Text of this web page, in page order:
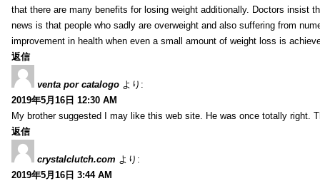
that there are many benefits for losing weight additionally. Doctors insist
news is that people who sadly are overweight and also suffering from
improvement in health when even a small amount of weight loss is
返信
venta por catalogo より:
2019年5月16日 12:30 AM
My brother suggested I may like this web site. He was once totally right.
返信
crystalclutch.com より:
2019年5月16日 3:44 AM